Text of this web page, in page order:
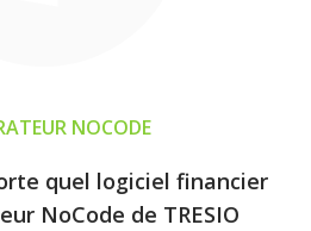
NOCODE
quel logiciel financier
NoCode de TRESIO